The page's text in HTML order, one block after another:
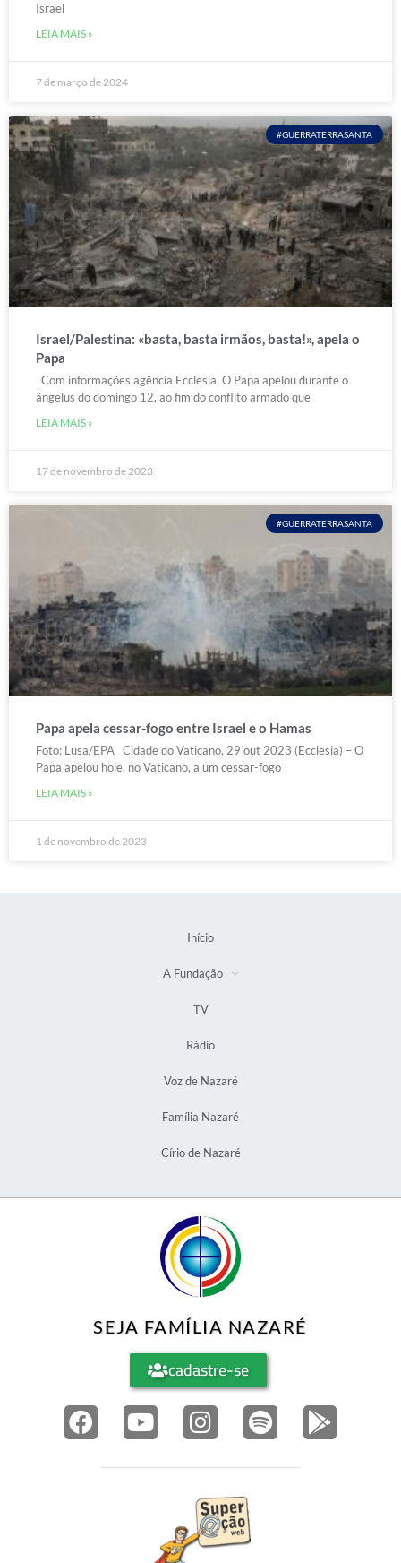
Israel
LEIA MAIS »
7 de março de 2024
#GUERRATERRASANTA
Israel/Palestina: «basta, basta irmãos, basta!», apela o
Papa
Com informações agência Ecclesia. O Papa apelou durante o
ângelus do domingo 12, ao fim do conflito armado que
LEIA MAIS »
17 de novembro de 2023
#GUERRATERRASANTA
Papa apela cessar-fogo entre Israel e o Hamas
Foto: Lusa/EPA Cidade do Vaticano, 29 out 2023 (Ecclesia) – O
Papa apelou hoje, no Vaticano, a um cessar-fogo
LEIA MAIS »
1 de novembro de 2023
Início
A Fundação
TV
Rádio
Voz de Nazaré
Família Nazaré
Círio de Nazaré
SEJA FAMÍLIA NAZARÉ
cadastre-se